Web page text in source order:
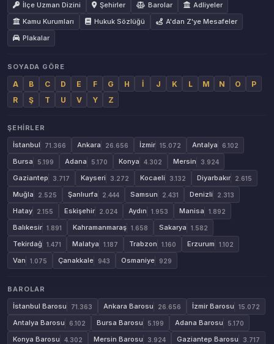
İlçe Uzman Dizini
Şehirler Barolar
Adliyeler
Kamu Kurumları
Hukuk Sözlüğü
A'dan Z'ye Mesafeler
Plakalar
SOYADA GÖRE
A B C D E F G H İ J K L M N O
P
R
Ş T U V Y Z
ŞEHIRLER
İstanbul
71.366 Ankara 26.656 İzmir 15.072 Antalya 6.102
Bursa 5.199 Adana 5.170 Konya 4.302 Mersin 3.924
Gaziantep 3.717 Kayseri 3.272 Kocaeli 3.132 Diyarbakır 2.615
Muğla 2.525 Şanlıurfa 2.444 Samsun 2.431 Denizli 2.313
Hatay 2.155 Eskişehir 2.024 Aydın 1.953 Manisa 1.892
Balıkesir 1.891 Kahramanmaraş 1.658 Sakarya 1.582
Tekirdağ 1.471 Malatya 1.187 Trabzon 1.160 Erzurum 1.102
Van 1.075 Çanakkale 943 Osmaniye 929
BAROLAR
İstanbul Barosu
71.363 Ankara Barosu 26.656 İzmir Barosu 15.072
Antalya Barosu 6.102 Bursa Barosu 5.199 Adana Barosu 5.170
Konya Barosu 4.302 Mersin Barosu 3.924 Gaziantep Barosu 3.717